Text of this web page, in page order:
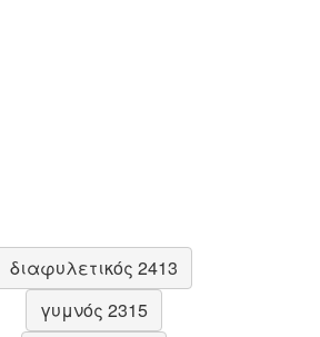
διαφυλετικός 2413
γυμνός 2315